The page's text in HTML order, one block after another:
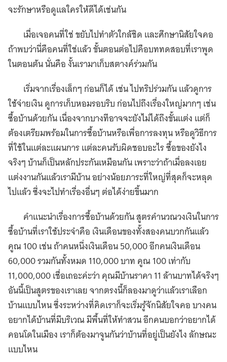
จะรักษาหรือดูแลใครให้ดีได้เช่นกัน
เมื่อเจอคนที่ใช่ ขยับไปทำตัวใกล้ชิด และศึกษานิสัยใจคอ
ถ้าพบว่านี่คือคนที่ใช่แล้ว ขั้นตอนต่อไปคือบททดสอบที่เราพูด
ในตอนต้น นั่นคือ งั้นเรามาเก็บสตางค์ร่วมกัน
เริ่มจากเรื่องเล็กๆ ก่อนก็ได้ เช่น ไปทริปร่วมกัน แล้วดูการ
ใช้จ่ายเงิน ดูการเก็บหอมรอบริบ ก่อนไปถึงเรื่องใหญ่มากๆ เช่น
ซื้อบ้านด้วยกัน เนื่องจากบางทีอาจจะยังไม่ได้ถึงขั้นแต่ง แต่ก็
ต้องเตรียมพร้อมในการซื้อบ้านหรือเพื่อการลงทุน หรือดูวิธีการ
ที่ใช้ในแต่ละแผนการ แต่ละคนรับผิดชอบอะไร ซื้อของยังไง
จริงๆ บ้านก็เป็นหลักประกันเหมือนกัน เพราะว่าถ้าเมื่อลงเอย
แต่งงานกันแล้วเรามีบ้าน อย่างน้อยภาระที่ใหญ่ที่สุดก็จะหลุด
ไปแล้ว ซึ่งจะไปทำเรื่องอื่นๆ ต่อได้ง่ายขึ้นมาก
คำแนะนำเรื่องการซื้อบ้านด้วยกัน สูตรคำนวณวงเงินในการ
ซื้อบ้านที่เราใช้ประจำคือ เงินเดือนของทั้งสองคนบวกกันแล้ว
คูณ 100 เช่น ถ้าคนหนึ่งเงินเดือน 50,000 อีกคนเงินเดือน
60,000 รวมกันทั้งหมด 110,000 บาท คูณ 100 เท่ากับ
11,000,000 เชื่อเถอะค่ะว่า คุณมีบ้านราคา 11 ล้านบาทได้จริงๆ
อันนี้เป็นสูตรของเราเลย จากตรงนี้ก็ลองมาดูว่าแล้วเราเลือก
บ้านแบบไหน ซึ่งระหว่างที่คิดเราก็จะเริ่มรู้จักนิสัยใจคอ บางคน
อยากได้บ้านที่มีบริเวณ มีพื้นที่ให้ทำสวน อีกคนบอกว่าอยากได้
คอนโดในเมือง เราก็ต้องมาจูนกันว่าบ้านที่อยู่เป็นยังไง ลักษณะ
แบบไหน